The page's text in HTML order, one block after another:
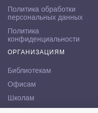
Политика обработки
персональных данных
Политика
конфиденциальности
ОРГАНИЗАЦИЯМ
Библиотекам
Офисам
Школам